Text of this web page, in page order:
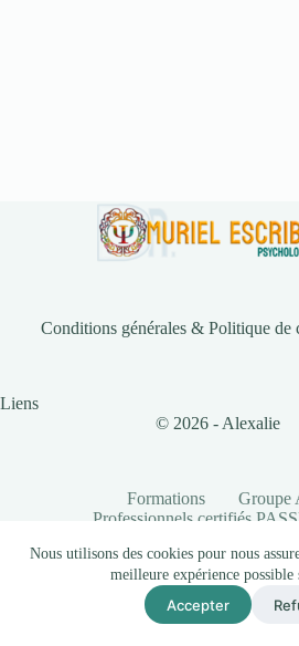
Nous utilisons des cookies pour nous
meilleure expérience possible
Accepter
Conditions générales & Politique de
Liens
© 2026 - Alexalie
Formations
Groupe
Professionnels certifiés
Conditions générales &